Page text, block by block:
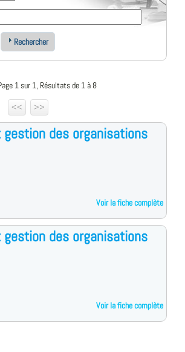
Rechercher
1 sur 1, Résultats de 1 à 8
<<
>>
des organisations
Voir la fiche complète
des organisations
Voir la fiche complète